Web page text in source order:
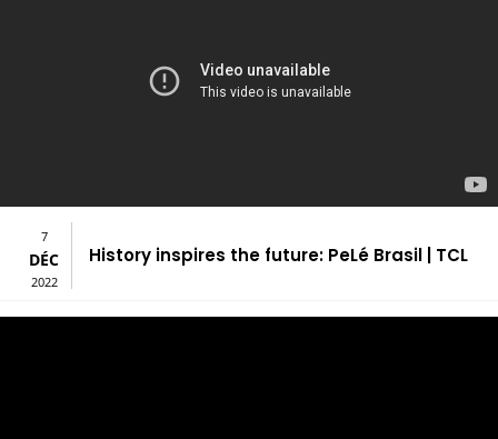
7
DÉC
2022
History inspires the future: PeLé Brasil | TCL